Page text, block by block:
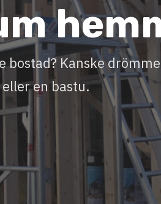
bostad? Kanske
en bastu.